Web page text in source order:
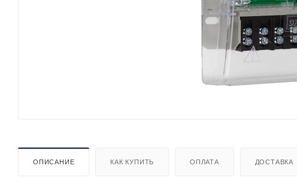
ОПИСАНИЕ КАК КУПИТЬ ОПЛАТА ДОСТАВКА